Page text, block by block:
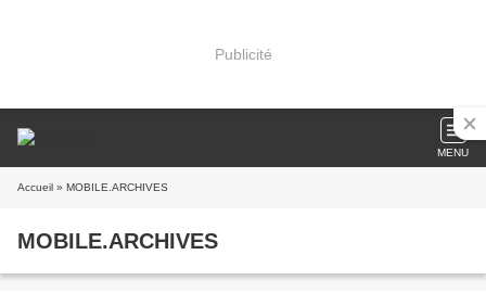
Publicité
MENU
Accueil » MOBILE.ARCHIVES
MOBILE.ARCHIVES